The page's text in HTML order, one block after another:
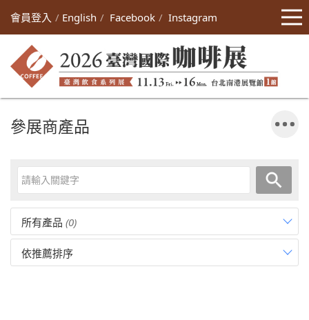
會員登入 English Facebook Instagram
參展商產品
所有產品 (0)
依推薦排序